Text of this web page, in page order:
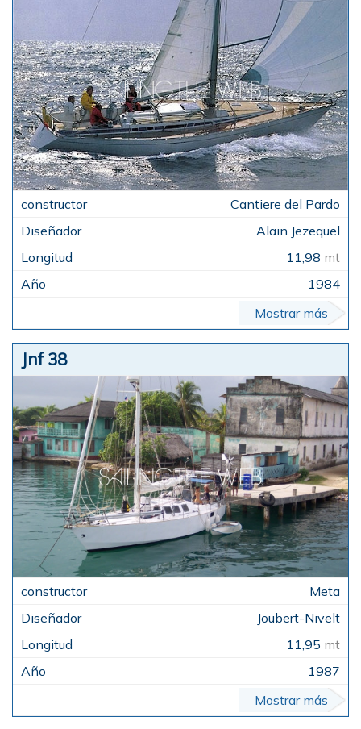
Cantiere del Pardo
Alain Jezequel
11,98 mt
1984
Mostrar más
Jnf 38
Meta
Joubert-Nivelt
11,95 mt
1987
Mostrar más